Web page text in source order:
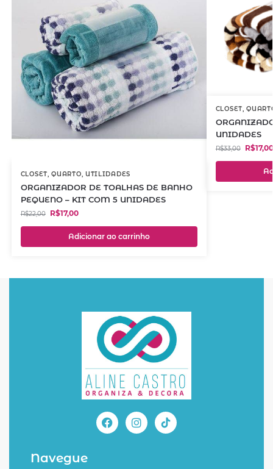
CLOSET,QUARTO, UTILIDADES
ORGANIZADOR DE TOALHAS DE BANHO
PEQUENO – KIT COM 5 UNIDADES
R$22,00 R$17,00
Adicionar ao carrinho
CLOSET,
UNIDADES
R$33,00 R$17,00
Navegue